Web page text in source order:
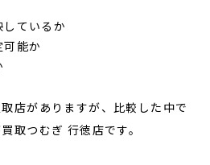
ているか
能か
店がありますが、比較した中で
取つむぎ 行徳店です。